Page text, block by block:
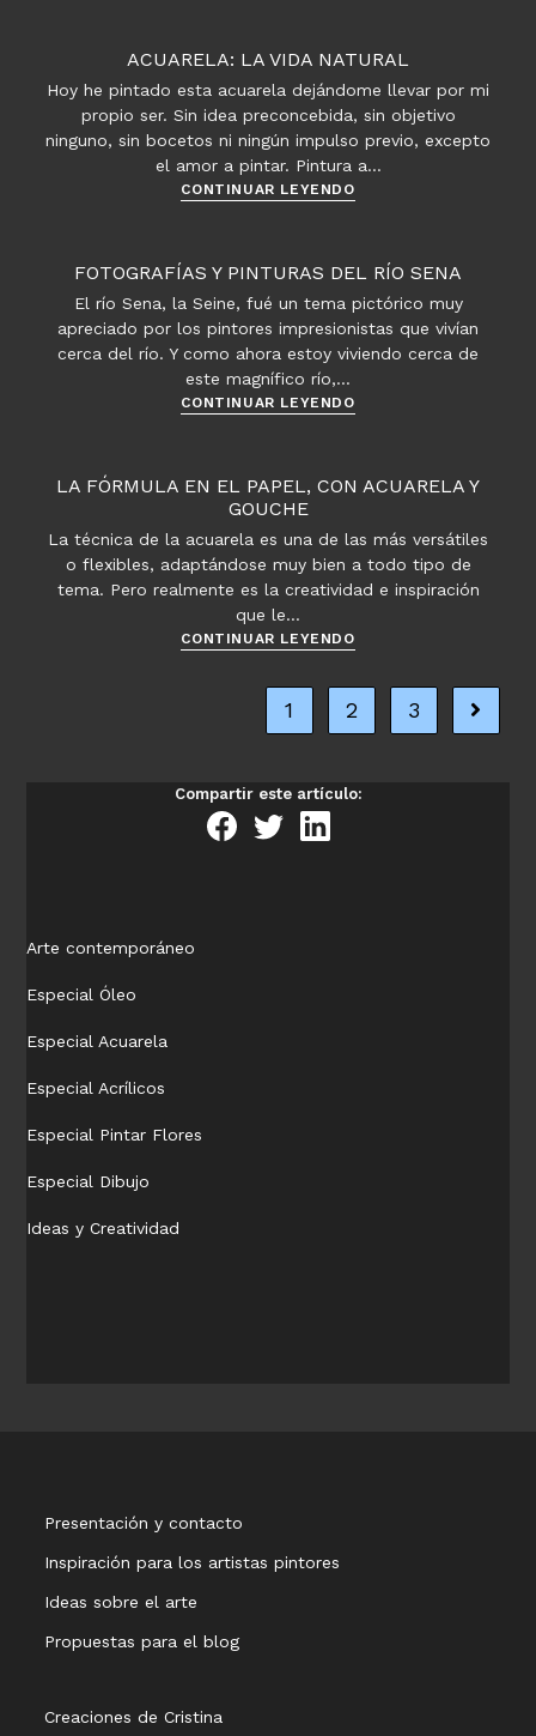
en
que
no
te
puedes
perder
ACUARELA: LA VIDA NATURAL
Hoy he pintado esta acuarela dejándome llevar por mi
propio ser. Sin idea preconcebida, sin objetivo
ninguno, sin bocetos ni ningún impulso previo, excepto
el amor a pintar. Pintura a…
CONTINUAR LEYENDOAcuarela:
natural
FOTOGRAFÍAS Y PINTURAS DEL RÍO SENA
El río Sena, la Seine, fué un tema pictórico muy
apreciado por los pintores impresionistas que vivían
cerca del río. Y como ahora estoy viviendo cerca de
este magnífico río,…
CONTINUAR LEYENDOFotografías
del
LA FÓRMULA EN EL PAPEL, CON ACUARELA Y
GOUCHE
La técnica de la acuarela es una de las más versátiles
o flexibles, adaptándose muy bien a todo tipo de
tema. Pero realmente es la creatividad e inspiración
que le…
CONTINUAR LEYENDOLa
en
el
papel,
acuarela
1 2 3 Ir a la
Compartir este artículo:
Arte contemporáneo
Especial Óleo
Especial Acuarela
Especial Acrílicos
Especial Pintar Flores
Especial Dibujo
Ideas y Creatividad
Presentación y contacto
Inspiración para los artistas pintores
Ideas sobre el arte
Propuestas para el blog
Creaciones de Cristina